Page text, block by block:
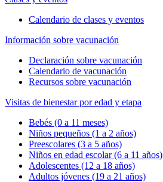
Calendario de clases y eventos
Información sobre vacunación
Declaración sobre vacunación
Calendario de vacunación
Recursos sobre vacunación
Visitas de bienestar por edad y etapa
Bebés (0 a 11 meses)
Niños pequeños (1 a 2 años)
Preescolares (3 a 5 años)
Niños en edad escolar (6 a 11 años)
Adolescentes (12 a 18 años)
Adultos jóvenes (19 a 21 años)